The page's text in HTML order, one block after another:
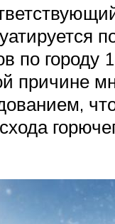
по
причине